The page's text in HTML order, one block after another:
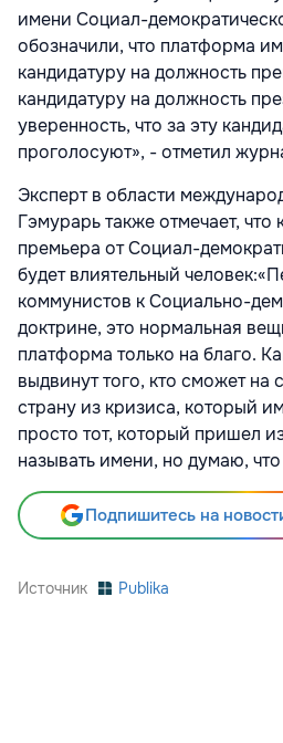
имени Социал-
обозначили, что платформа
кандидатуру на должность
кандидатуру на должность
уверенность, что за эту
проголосуют», - отметил
Эксперт в области
Гэмурарь также отмечает, что
премьера от Социал-
будет влиятельный
коммунистов к Социально-
доктрине, это нормальная
платформа только на благо.
выдвинут того, кто сможет на
страну из кризиса, который
просто тот, который пришел
называть имени, но думаю,
Подпишитесь на
Источник Publika